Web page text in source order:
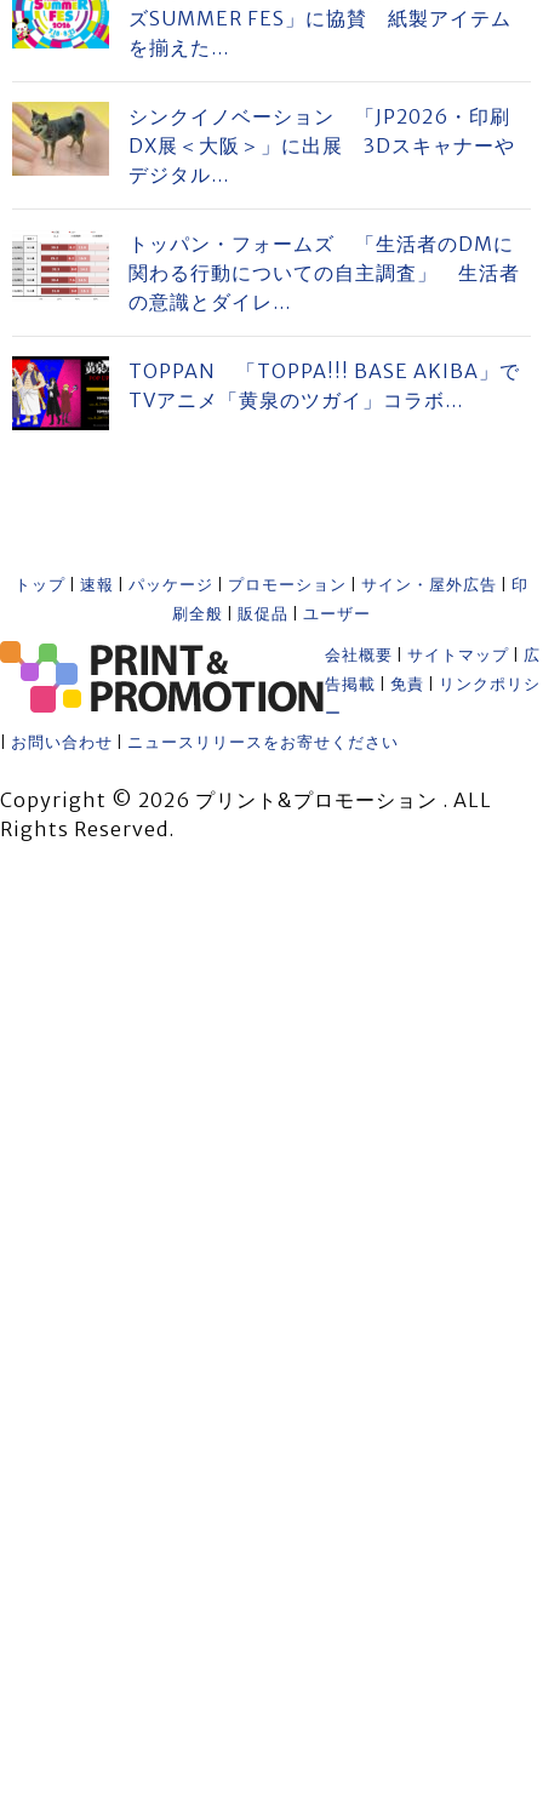
ズSUMMER FES」に協賛 紙製アイテム
を揃えた...
シンクイノベーション 「JP2026・印刷
DX展＜大阪＞」に出展 3Dスキャナーや
デジタル...
トッパン・フォームズ 「生活者のDMに
関わる行動についての自主調査」 生活者
の意識とダイレ...
TOPPAN 「TOPPA!!! BASE AKIBA」で
TVアニメ「黄泉のツガイ」コラボ...
トップ 速報 パッケージ プロモーション サイン・屋外広告
印
刷全般
販促品 ユーザー
会社概要 サイトマップ
広
告掲載
免責
リンクポリシ
ー
お問い合わせ ニュースリリースをお寄せください
Copyright © 2026 プリント&プロモーション . ALL
Rights Reserved.